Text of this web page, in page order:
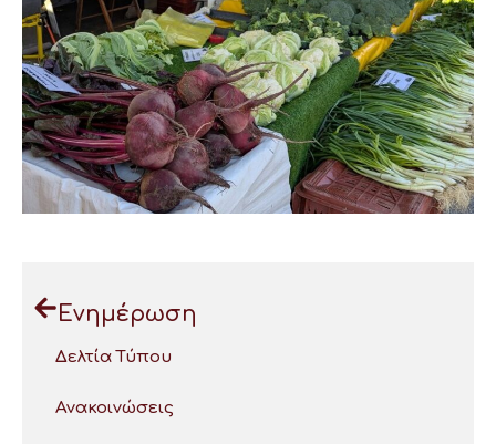
Ενημέρωση
Δελτία Τύπου
Ανακοινώσεις